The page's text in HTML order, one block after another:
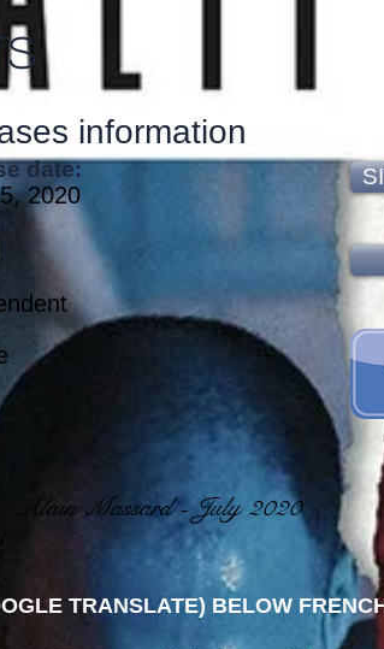
information
date:
2020
Alain Massard - July 2020
TRANSLATE) BELOW